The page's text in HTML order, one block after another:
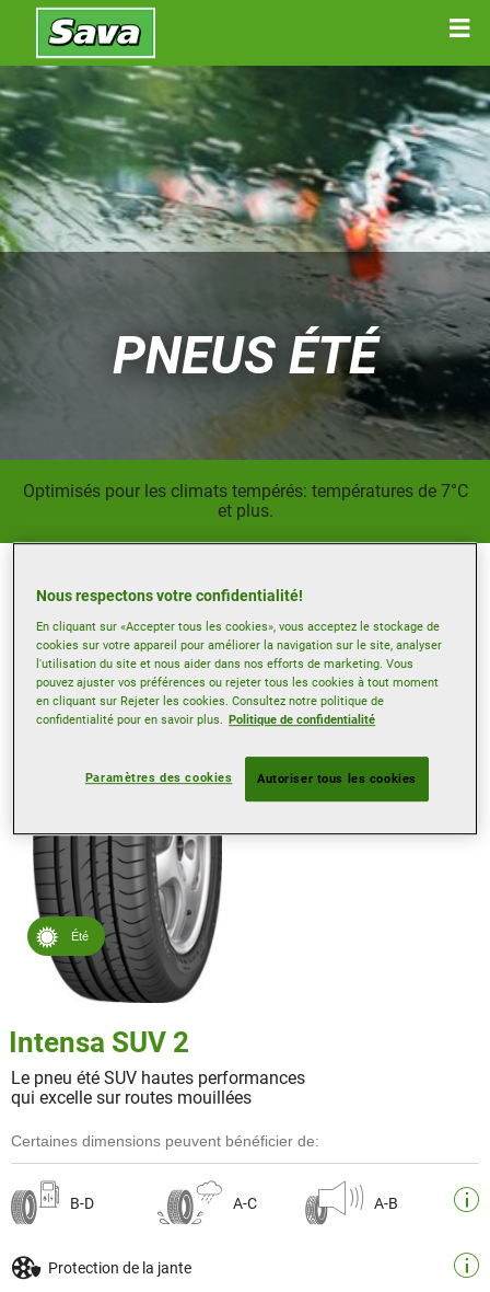
PNEUS ÉTÉ
Optimisés pour les climats tempérés: températures de 7°C
et plus.
Été
Intensa SUV 2
Le pneu été SUV hautes performances
qui excelle sur routes mouillées
Certaines dimensions peuvent bénéficier de:
B-D A-C A-B
Protection de la jante
Nous respectons votre confidentialité!
En cliquant sur «Accepter tous les cookies», vous acceptez le stockage de
cookies sur votre appareil pour améliorer la navigation sur le site, analyser
l'utilisation du site et nous aider dans nos efforts de marketing. Vous
pouvez ajuster vos préférences ou rejeter tous les cookies à tout moment
en cliquant sur Rejeter les cookies. Consultez notre politique de
confidentialité pour en savoir plus. Politique de confidentialité
Paramètres des cookies Autoriser tous les cookies